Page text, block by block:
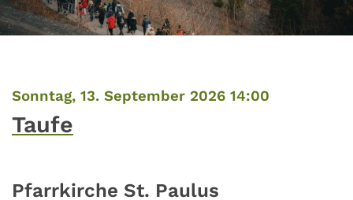
Sonntag, 13. September 2026 14:00
Taufe
Pfarrkirche St. Paulus